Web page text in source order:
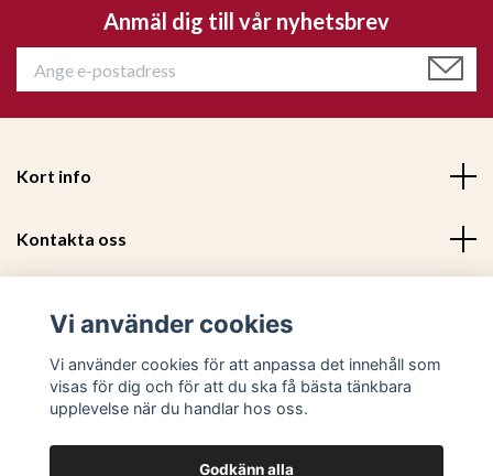
Anmäl dig till vår nyhetsbrev
Kort info
Kontakta oss
Sociala medier
Vi använder cookies
Vi använder cookies för att anpassa det innehåll som
visas för dig och för att du ska få bästa tänkbara
upplevelse när du handlar hos oss.
Godkänn alla